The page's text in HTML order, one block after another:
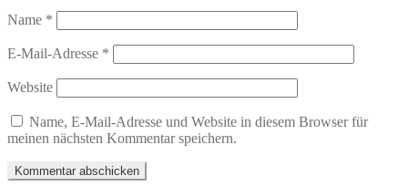
Name *
E-Mail-Adresse *
Website
Name, E-Mail-Adresse und Website in diesem Browser für
meinen nächsten Kommentar speichern.